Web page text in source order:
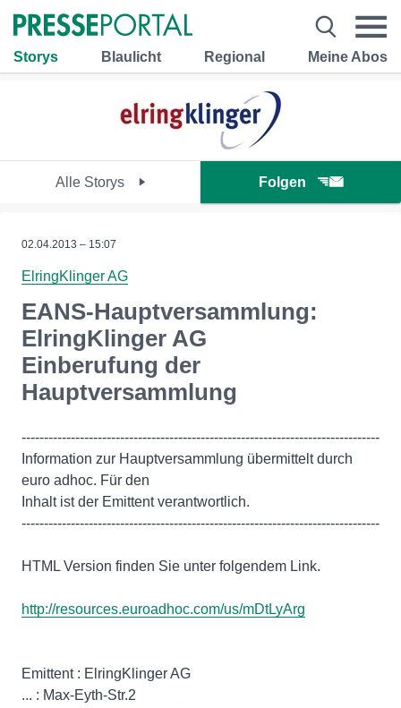
Storys Blaulicht Regional Meine Abos
Alle Storys Folgen
02.04.2013 – 15:07
ElringKlinger AG
EANS-Hauptversammlung:
ElringKlinger AG
Einberufung der
Hauptversammlung
--------------------------------------------------------------------------------
Information zur Hauptversammlung übermittelt durch
euro adhoc. Für den
Inhalt ist der Emittent verantwortlich.
--------------------------------------------------------------------------------
HTML Version finden Sie unter folgendem Link.
http://resources.euroadhoc.com/us/mDtLyArg
Emittent : ElringKlinger AG
... : Max-Eyth-Str.2